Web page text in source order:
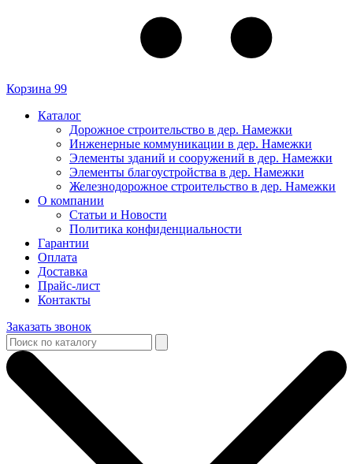
Корзина 99
Каталог
Дорожное строительство в дер. Намежки
Инженерные коммуникации в дер. Намежки
Элементы зданий и сооружений в дер. Намежки
Элементы благоустройства в дер. Намежки
Железнодорожное строительство в дер. Намежки
О компании
Статьи и Новости
Политика конфиденциальности
Гарантии
Оплата
Доставка
Прайс-лист
Контакты
Заказать звонок